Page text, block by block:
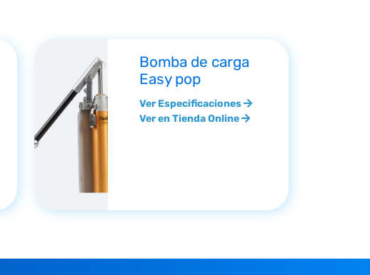
Bomba de carga
Easy pop
Ver Especificaciones
Ver en Tienda Online